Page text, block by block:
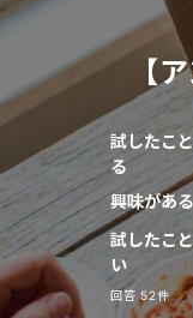
【
試したこ
る
興味がある
試したこ
い
回答 52件